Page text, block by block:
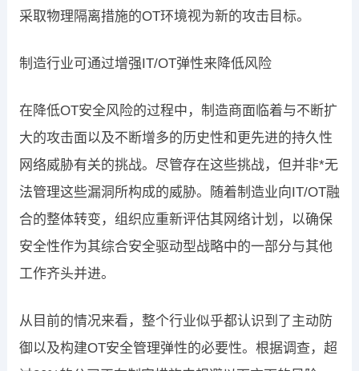
采取物理隔离措施的OT环境视为新的攻击目标。
制造行业可通过增强IT/OT弹性来降低风险
在降低OT安全风险的过程中，制造商面临着与不断扩
大的攻击面以及不断增多的历史性和更先进的持久性
网络威胁有关的挑战。尽管存在这些挑战，但并非*无
法管理这些漏洞所构成的威胁。随着制造业向IT/OT融
合的整体转变，组织应重新评估其网络计划，以确保
安全性作为其综合安全驱动型战略中的一部分与其他
工作齐头并进。
从目前的情况来看，整个行业似乎都认识到了主动防
御以及构建OT安全管理弹性的必要性。根据调查，超